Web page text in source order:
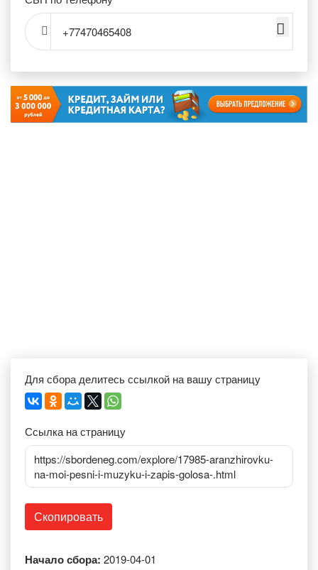
+77470465408
Для сбора делитесь ссылкой на вашу страницу
Ссылка на страницу
https://sbordeneg.com/explore/17985-aranzhirovku-
na-moi-pesni-i-muzyku-i-zapis-golosa-.html
Скопировать
Начало сбора: 2019-04-01